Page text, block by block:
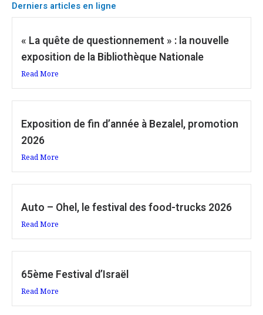
Derniers articles en ligne
« La quête de questionnement » : la nouvelle
exposition de la Bibliothèque Nationale
Read More
Exposition de fin d’année à Bezalel, promotion
2026
Read More
Auto – Ohel, le festival des food-trucks 2026
Read More
65ème Festival d’Israël
Read More